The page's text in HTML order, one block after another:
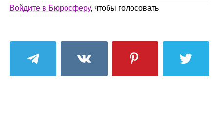
Войдите в Бюросферу, чтобы голосовать